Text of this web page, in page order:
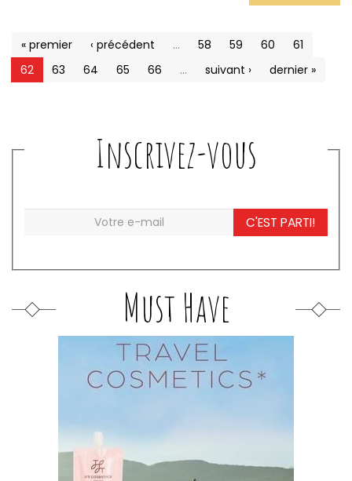
« premier ‹ précédent … 58 59 60
61
62
63 64 65 66 … suivant › dernier »
Inscrivez-vous
C'EST PARTI!
Must Have